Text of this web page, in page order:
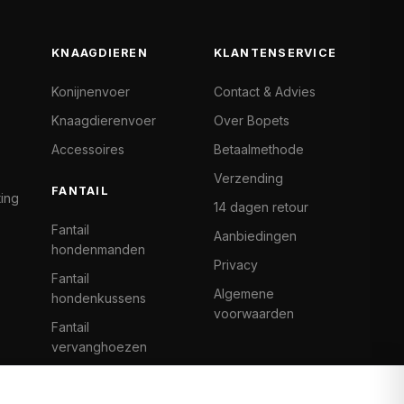
KNAAGDIEREN
Konijnenvoer
Knaagdierenvoer
Accessoires
FANTAIL
Fantail
hondenmanden
Fantail
hondenkussens
Fantail
vervanghoezen
KLANTENSERVICE
Contact & Advies
Over Bopets
Betaalmethode
Verzending
14 dagen retour
Aanbiedingen
Privacy
Algemene
voorwaarden